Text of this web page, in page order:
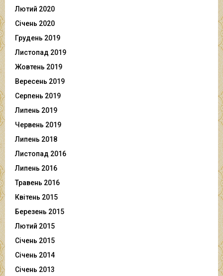
Лютий 2020
Січень 2020
Грудень 2019
Листопад 2019
Жовтень 2019
Вересень 2019
Серпень 2019
Липень 2019
Червень 2019
Липень 2018
Листопад 2016
Липень 2016
Травень 2016
Квітень 2015
Березень 2015
Лютий 2015
Січень 2015
Січень 2014
Січень 2013